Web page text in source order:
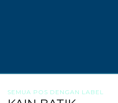
SEMUA POS DENGAN LABEL